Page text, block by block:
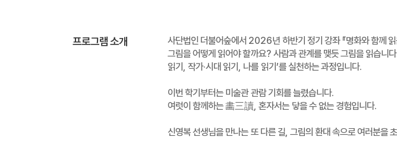
프로그램 소개 사단법인 더불어숲에서 2026년 하반기 정기 강좌『명화와 함께
그림을 어떻게 읽어야 할까요? 사람과 관계를 맺듯 그림을 읽습니다
읽기 ,작가·시대 읽기 , 나를 읽기 ’를 실천하는 과정입니다.
이번 학기부터는 미술관 관람 기회를 늘렸습니다.
여럿이 함께하는畵三讀,혼자서는 닿을 수 없는 경험입니다.
신영복 선생님을 만나는 또 다른 길, 그림의 환대 속으로 여러분을